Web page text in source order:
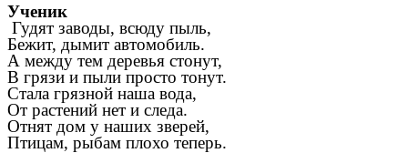
Ученик
Гудят заводы, всюду пыль,
Бежит, дымит автомобиль.
А между тем деревья стонут,
В грязи и пыли просто тонут.
Стала грязной наша вода,
От растений нет и следа.
Отнят дом у наших зверей,
Птицам, рыбам плохо теперь.